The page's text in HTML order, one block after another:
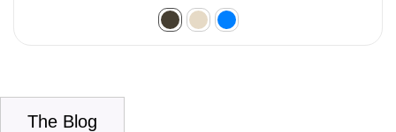
The Blog